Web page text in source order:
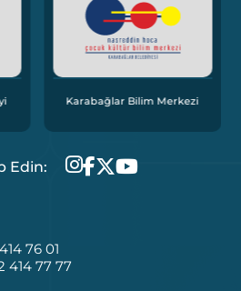
Karabağlar Bilim Merkezi
Edin:
76 01
414 77 77